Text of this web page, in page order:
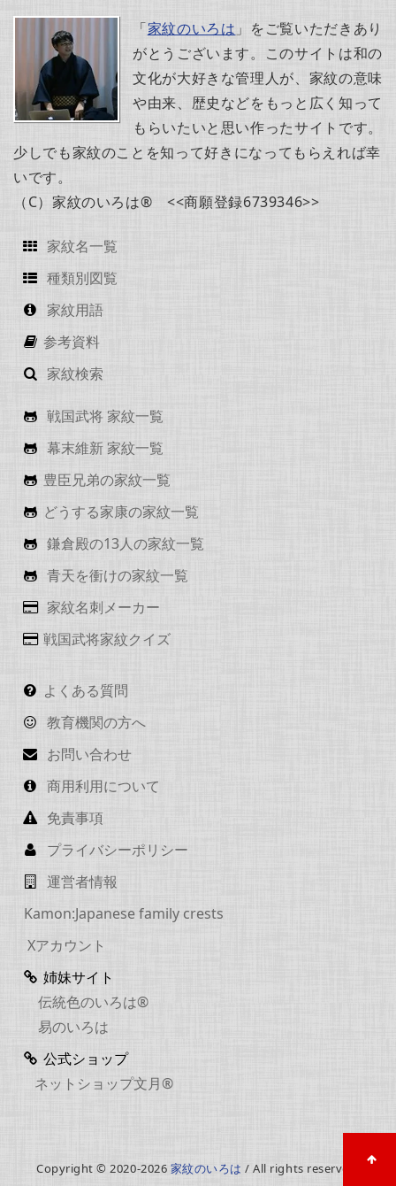
「家紋のいろは 」をご覧いただきあり
がとうございます。このサイトは和の
文化が大好きな管理人が、家紋の意味
や由来、歴史などをもっと広く知って
もらいたいと思い作ったサイトです。
少しでも家紋のことを知って好きになってもらえれば幸
いです。
（C）家紋のいろは® <<商願登録6739346>>
家紋名一覧
種類別図覧
家紋用語
参考資料
家紋検索
戦国武将 家紋一覧
幕末維新 家紋一覧
豊臣兄弟の家紋一覧
どうする家康の家紋一覧
鎌倉殿の13人の家紋一覧
青天を衝けの家紋一覧
家紋名刺メーカー
戦国武将家紋クイズ
よくある質問
教育機関の方へ
お問い合わせ
商用利用について
免責事項
プライバシーポリシー
運営者情報
Kamon:Japanese family crests
Xアカウント
姉妹サイト
伝統色のいろは®
易のいろは
公式ショップ
ネットショップ文月®
Copyright © 2020-2026 家紋のいろは / All rights reserved.